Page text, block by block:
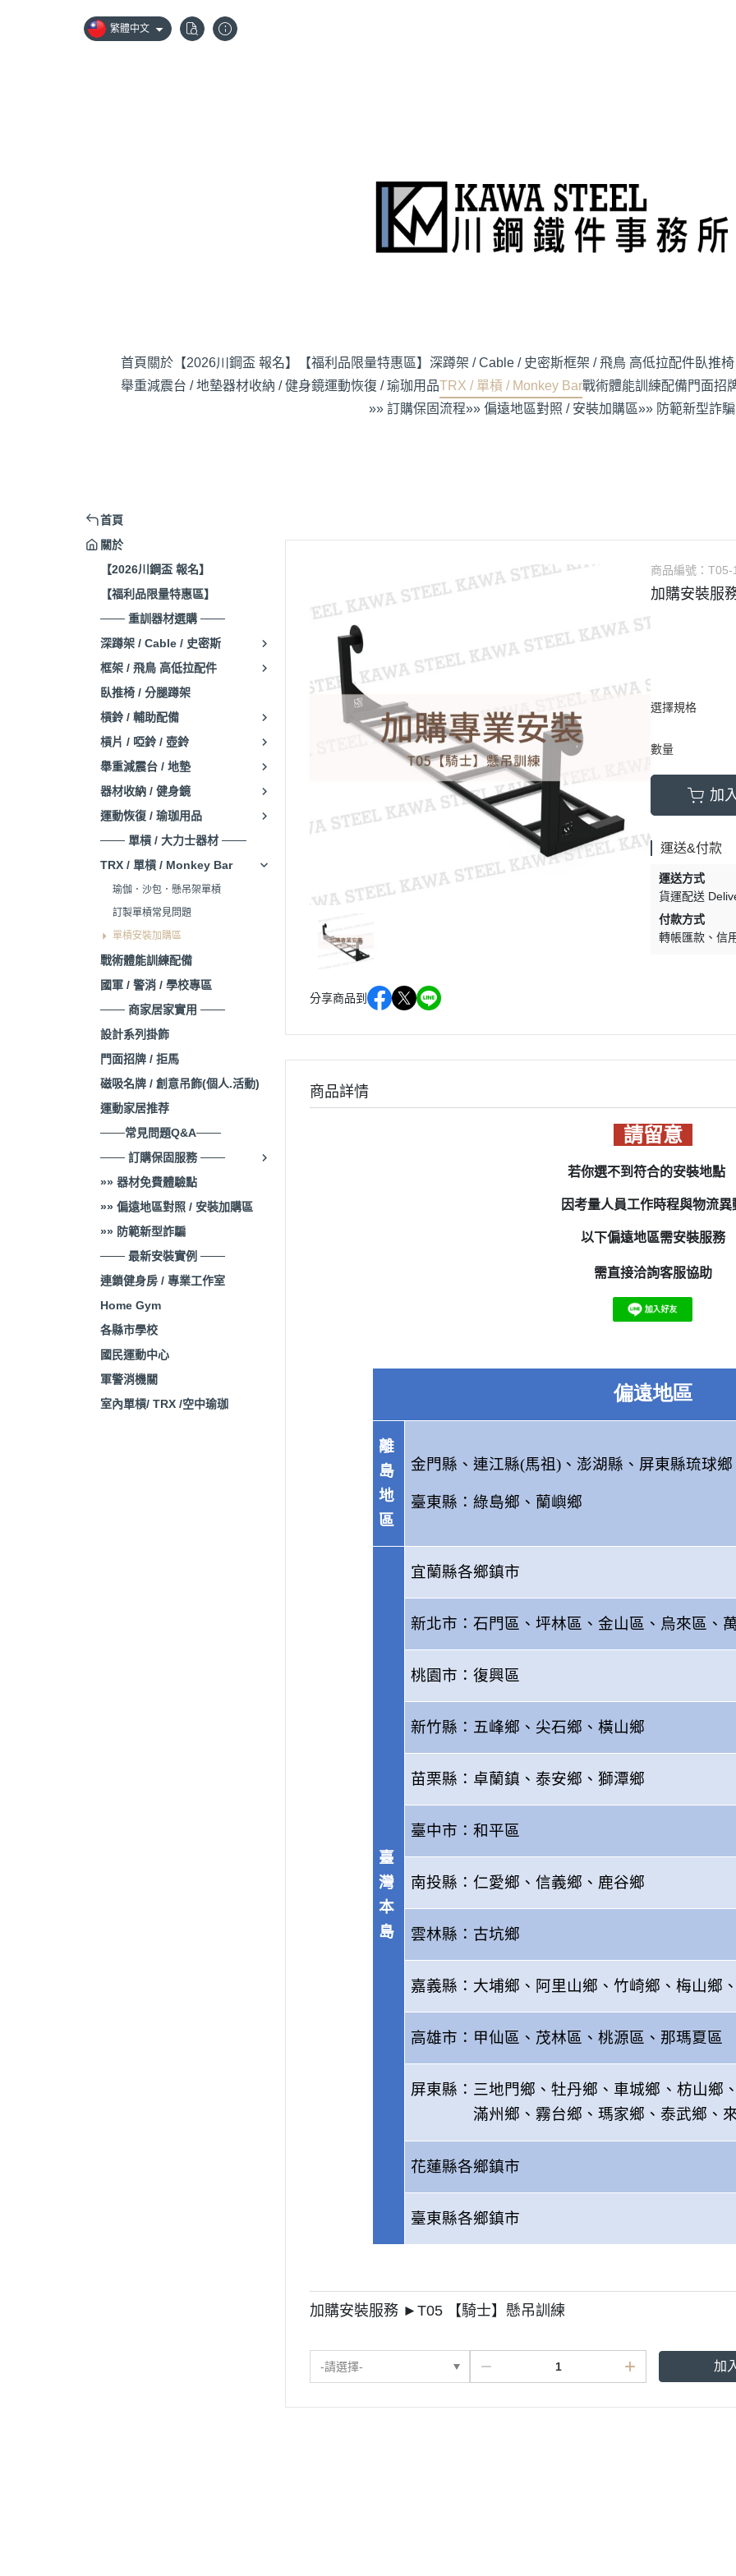
繁體中文
首頁 關於【2026川鋼盃 報名】 【福利品限量特惠區】 深蹲架 / Cable / 史密斯框架 / 飛鳥 高低拉配件臥推
舉重減震台 / 地墊器材收納 / 健身鏡運動恢復 / 瑜珈用品TRX / 單槓 / Monkey Bar戰術體能訓練配備門面招
»» 訂購保固流程»» 偏遠地區對照 / 安裝加購區»» 防範新型詐騙
首頁
關於
【2026川鋼盃 報名】
【福利品限量特惠區】
─── 重訓器材選購 ───
深蹲架 / Cable / 史密斯
框架 / 飛鳥 高低拉配件
臥推椅 / 分腿蹲架
槓鈴 / 輔助配備
槓片 / 啞鈴 / 壺鈴
舉重減震台 / 地墊
器材收納 / 健身鏡
運動恢復 / 瑜珈用品
─── 單槓 / 大力士器材 ───
TRX / 單槓 / Monkey Bar
瑜伽．沙包．懸吊架單槓
訂製單槓常見問題
單槓安裝加購區
戰術體能訓練配備
國軍 / 警消 / 學校專區
─── 商家居家實用 ───
設計系列掛飾
門面招牌 / 拒馬
磁吸名牌 / 創意吊飾(個人.活動)
運動家居推荐
───常見問題Q&A───
─── 訂購保固服務 ───
»» 器材免費體驗點
»» 偏遠地區對照 / 安裝加購區
»» 防範新型詐騙
─── 最新安裝實例 ───
連鎖健身房 / 專業工作室
Home Gym
各縣市學校
國民運動中心
軍警消機關
室內單槓/ TRX /空中瑜珈
分享商品到
商品編號：T05-
加購安裝服
選擇規格
數量
加
運送&付款
運送方式
貨運配送
付款方式
轉帳匯款
信
商品詳情
請留意
若你選不到符合的安裝地
因考量人員工作時程與物流異
以下偏遠地區需安裝服務
需直接洽詢客服協助
偏遠地區
離
島
地
區
金門縣、 連江縣(馬祖)、 澎湖縣、 屏東縣琉球鄉
臺東縣：綠島鄉、蘭嶼鄉
臺
灣
本
島
宜蘭縣各鄉鎮市
新北市：石門區、坪林區、金山區、烏來區、
桃園市：復興區
新竹縣：五峰鄉、尖石鄉、橫山鄉
苗栗縣：卓蘭鎮、泰安鄉、獅潭鄉
臺中市：和平區
南投縣：仁愛鄉、信義鄉、鹿谷鄉
雲林縣：古坑鄉
嘉義縣：大埔鄉、阿里山鄉、竹崎鄉、梅山鄉
高雄市：甲仙區、茂林區、桃源區、那瑪夏區
屏東縣：三地門鄉、牡丹鄉、車城鄉、枋山鄉
滿州鄉、霧台鄉、瑪家鄉、泰武鄉、
花蓮縣各鄉鎮市
臺東縣各鄉鎮市
加購安裝服務 ►T05 【騎士】懸吊訓練
-請選擇- 加